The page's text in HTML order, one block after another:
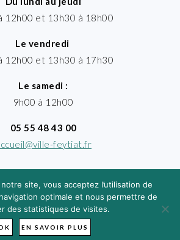
12h00 et 13h30 à 18h00
Le vendredi
12h00 et 13h30 à 17h30
Le samedi :
9h00 à 12h00
05 55 48 43 00
feytiat.fr
TIMGROUP - © 2026
site, vous acceptez l’utilisation de
optimale et nous permettre de
des statistiques de visites.
EN SAVOIR PLUS